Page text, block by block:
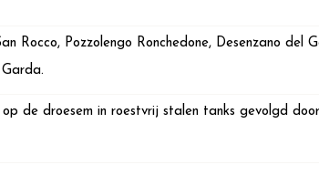
Rocco, Pozzolengo Ronchedone, Desenzano del
de droesem in roestvrij stalen tanks gevolgd